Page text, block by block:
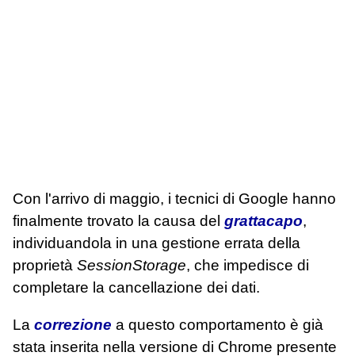
Con l'arrivo di maggio, i tecnici di Google hanno
finalmente trovato la causa del grattacapo,
individuandola in una gestione errata della
proprietà SessionStorage, che impedisce di
completare la cancellazione dei dati.
La correzione a questo comportamento è già
stata inserita nella versione di Chrome presente